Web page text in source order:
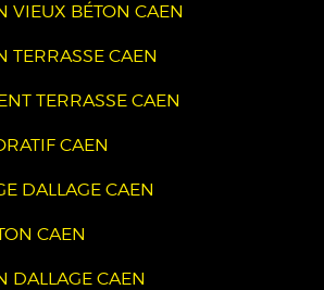
VIEUX BÉTON CAEN
TERRASSE CAEN
TERRASSE CAEN
CAEN
DALLAGE CAEN
CAEN
DALLAGE CAEN